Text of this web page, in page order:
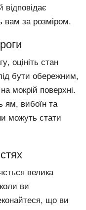
вам за розміром.
оцініть стан
бути обережним,
мокрій поверхні.
ям, вибоїн та
можуть стати
велика
ви
що ви